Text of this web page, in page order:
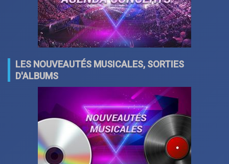
LES NOUVEAUTÉS MUSICALES, SORTIES
D'ALBUMS